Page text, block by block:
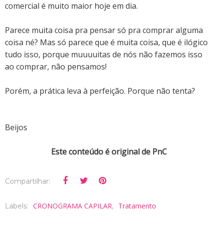
comercial é muito maior hoje em dia.
Parece muita coisa pra pensar só pra comprar alguma
coisa né? Mas só parece que é muita coisa, que é ilógico
tudo isso, porque muuuuitas de nós não fazemos isso
ao comprar, não pensamos!
Porém, a prática leva à perfeição. Porque não tenta?
Beijos
Este conteúdo é original de PnC
Compartilhar:
Labels: CRONOGRAMA CAPILAR, Tratamento